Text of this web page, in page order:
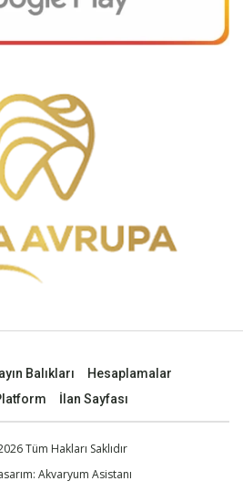
Balıkları
Hesaplamalar
İlan Sayfası
Tüm Hakları Saklıdır
Akvaryum Asistanı